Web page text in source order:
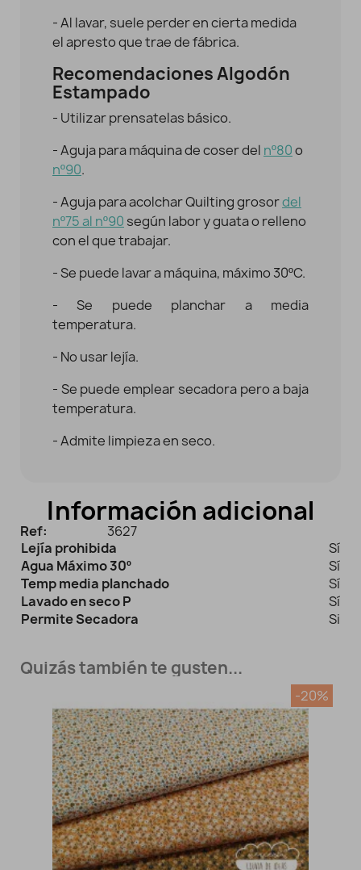
- Al lavar, suele perder en cierta medida
el apresto que trae de fábrica.
Recomendaciones Algodón
Estampado
- Utilizar prensatelas básico.
- Aguja para máquina de coser del nº80o
nº90.
- Aguja para acolchar Quilting grosordel
nº75 al nº90 según labor y guata o relleno
con el que trabajar.
- Se puede lavar a máquina, máximo 30ºC.
- Se puede planchar a media
temperatura.
- No usar lejía.
- Se puede emplear secadora pero a baja
temperatura.
- Admite limpieza en seco.
Información adicional
Ref:
3627
Lejía prohibida
Sí
Agua Máximo 30º
Sí
Temp media planchado
Sí
Lavado en seco P
Sí
Permite Secadora
Si
Quizás también te gusten...
-20%